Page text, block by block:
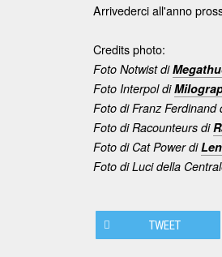
Arrivederci all'anno
Credits photo:
Foto Notwist di
Foto Interpol di
Foto di Franz Ferdinand
Foto di Racounteurs di
Foto di Cat Power di
Foto di Luci della
TWEET